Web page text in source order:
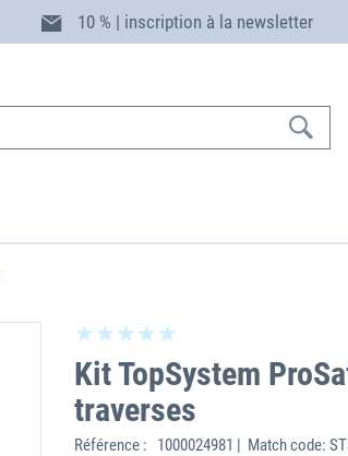
10 % | inscription à la newsletter
Kit TopSystem
traverses
Référence : 1000024981 | Match code: